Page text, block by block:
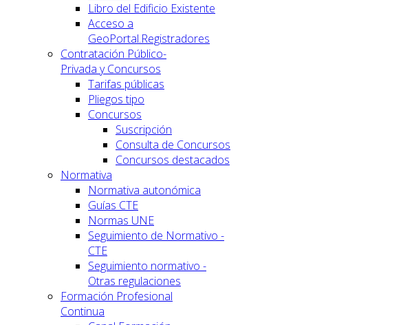
Libro del Edificio Existente
Acceso a
GeoPortal.Registradores
Contratación Público-
Privada y Concursos
Tarifas públicas
Pliegos tipo
Concursos
Suscripción
Consulta de Concursos
Concursos destacados
Normativa
Normativa autonómica
Guías CTE
Normas UNE
Seguimiento de Normativo -
CTE
Seguimiento normativo -
Otras regulaciones
Formación Profesional
Continua